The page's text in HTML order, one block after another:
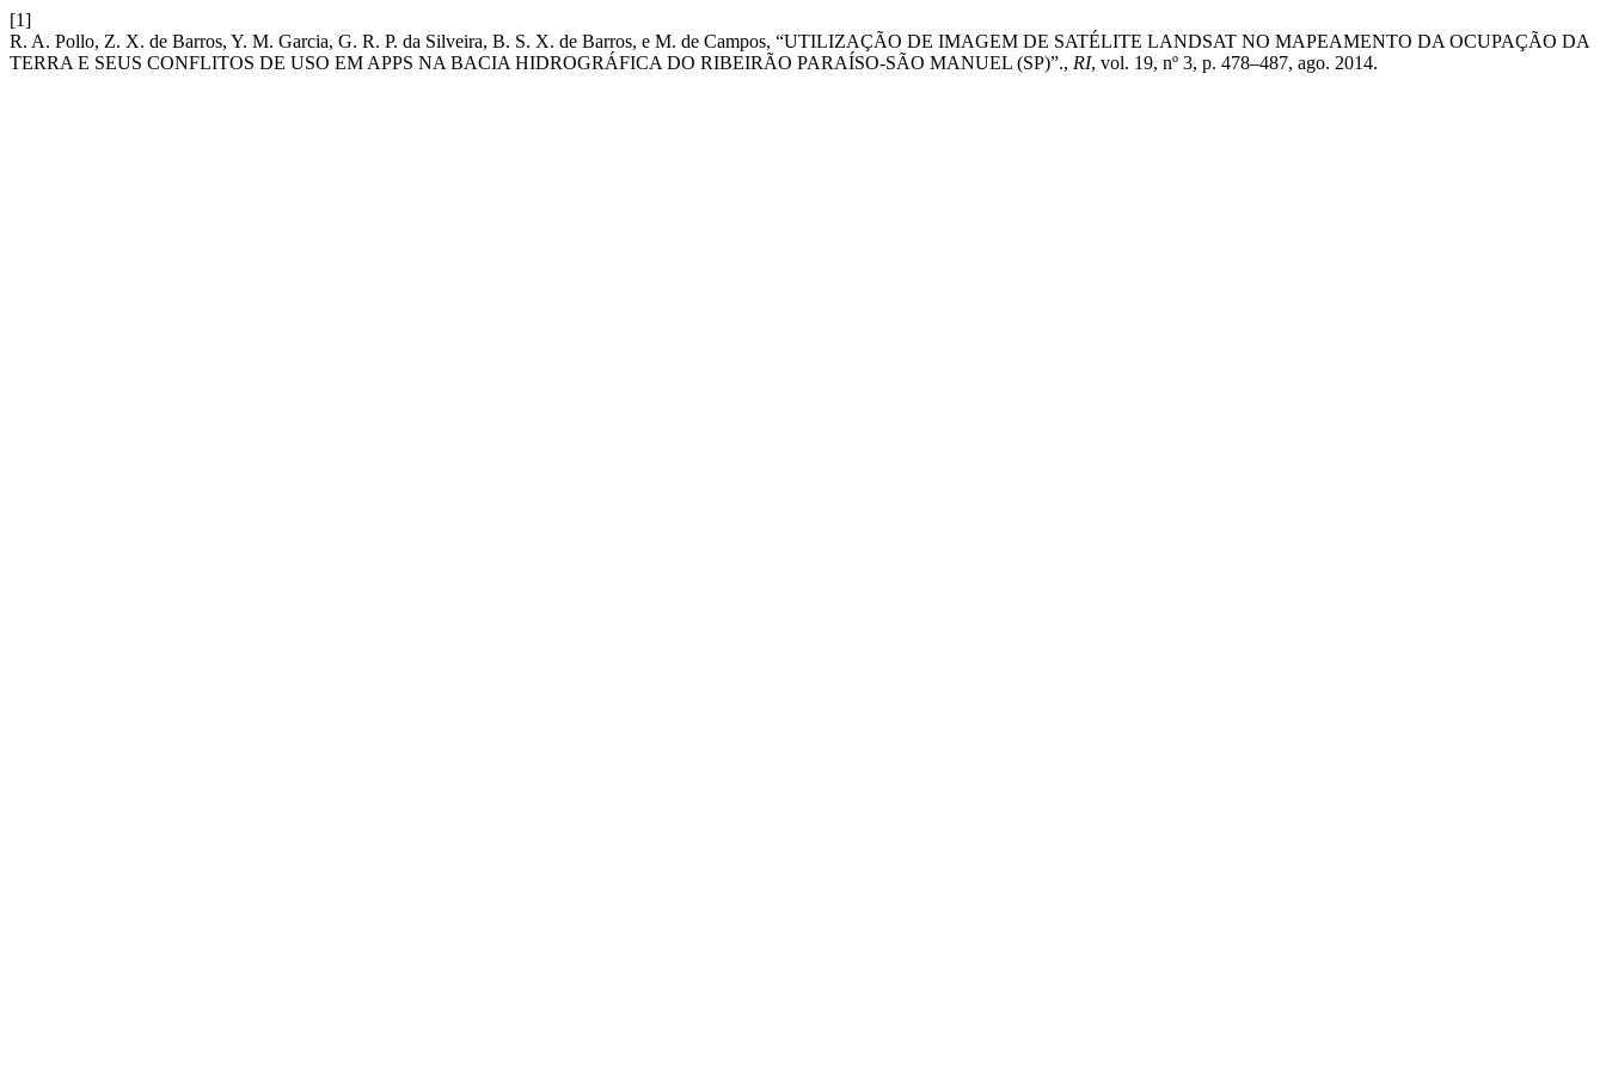
[1]
R. A. Pollo, Z. X. de Barros, Y. M. Garcia, G. R. P. da Silveira, B. S. X. de Barros, e M. de Campos, “UTILIZAÇÃO DE IMAGEM DE SATÉLITE LANDSAT NO MAPEAMENTO DA OCUPAÇÃO DA
TERRA E SEUS CONFLITOS DE USO EM APPS NA BACIA HIDROGRÁFICA DO RIBEIRÃO PARAÍSO-SÃO MANUEL (SP)”., RI, vol. 19, nº 3, p. 478–487, ago. 2014.